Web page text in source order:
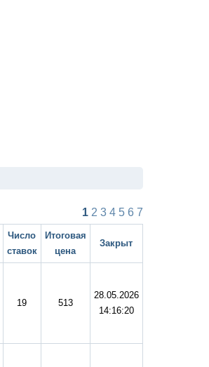
1 2 3 4 5 6 7
Число
ставок
Итоговая
цена
Закрыт
19 513
28.05.2026
14:16:20